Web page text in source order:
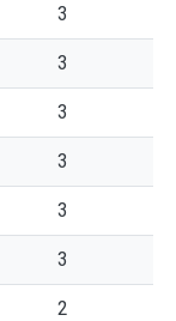
3
3
3
3
3
3
2